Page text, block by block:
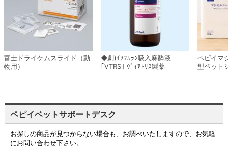
富士ドライケムスライド（動
物用）
◆劇)ｲｿﾌﾙﾗﾝ吸入麻酔液
｢VTRS｣ ｳﾞｨｱﾄﾘｽ製薬
ペピイマ
型ペット
ペピイベットサポートデスク
お探しの商品が見つからない場合も、お調べいたしますので、お気軽
にお問い合わせ下さい。